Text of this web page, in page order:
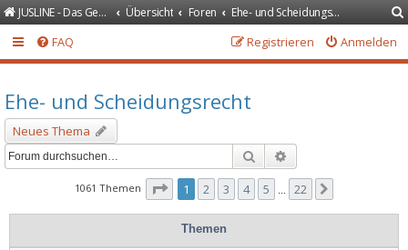
JUSLINE - Das Gesetzeportal Übersicht Foren Ehe- und Scheidungsrecht
FAQ Anmelden
Registrieren
Ehe- und Scheidungsrecht
Neues Thema
Suche
1061 Themen Seite 1von 22
1 2 3 4 5 22
Themen